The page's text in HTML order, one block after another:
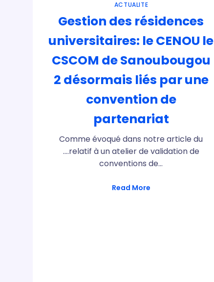
ACTUALITE
Gestion des résidences
universitaires: le CENOU le
CSCOM de Sanoubougou
2 désormais liés par une
convention de
partenariat
Comme évoqué dans notre article du
….relatif à un atelier de validation de
conventions de…
Read More